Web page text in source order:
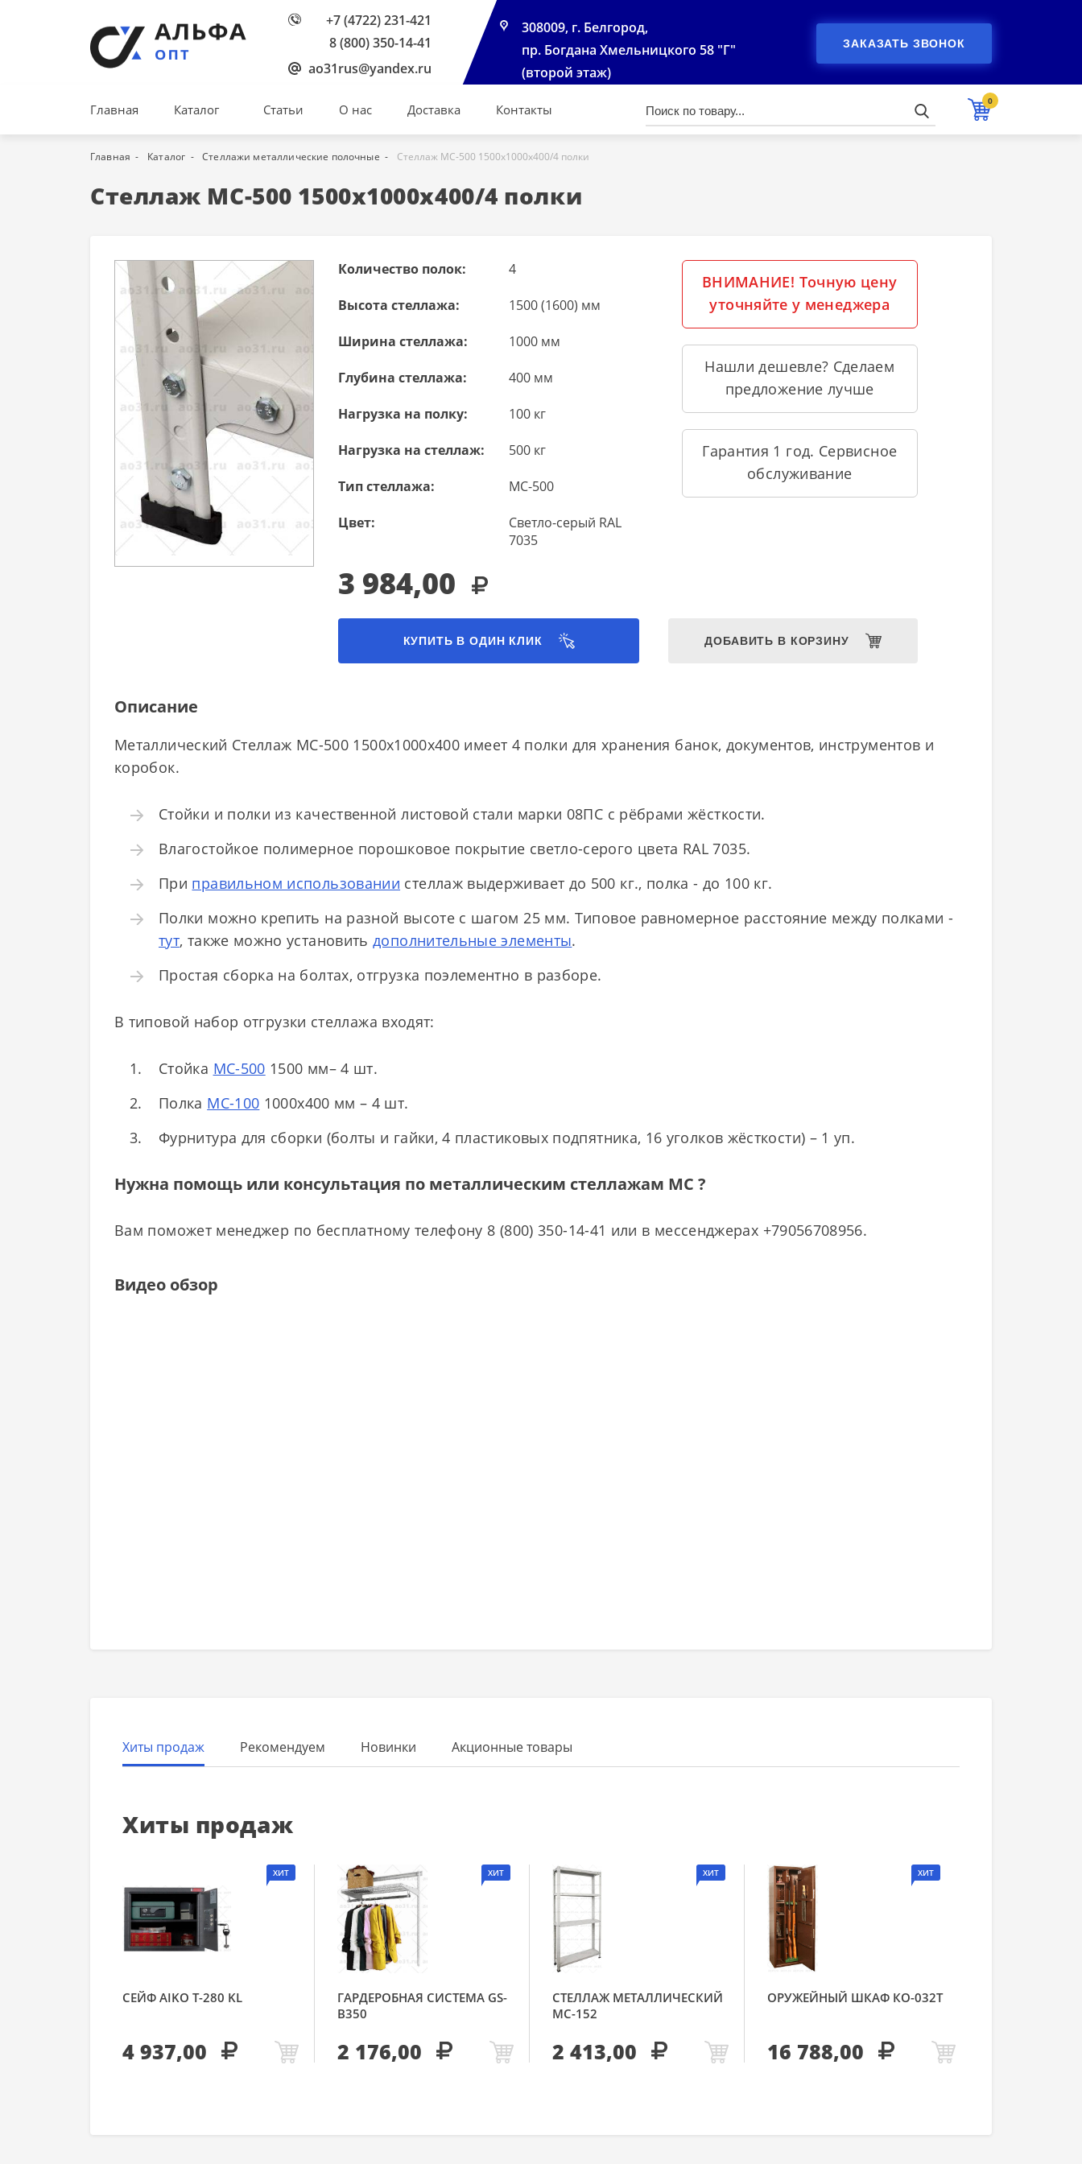
+7 (4722) 231-421
8 (800) 350-14-41
ao31rus@yandex.ru
308009, г. Белгород,
пр. Богдана Хмельницкого 58 "Г"
(второй этаж)
ЗАКАЗАТЬ ЗВОНОК
Главная Каталог Статьи О нас Доставка Контакты
0
Главная Каталог Стеллажи металлические полочные Стеллаж МС-500 1500х1000х400/4 полки
Стеллаж МС-500 1500х1000х400/4 полки
Количество полок: 4
Высота стеллажа: 1500 (1600) мм
Ширина стеллажа: 1000 мм
Глубина стеллажа: 400 мм
Нагрузка на полку: 100 кг
Нагрузка на стеллаж: 500 кг
Тип стеллажа: МС-500
Цвет:
Светло-серый RAL
7035
3 984,00
ВНИМАНИЕ! Точную цену
уточняйте у менеджера
Нашли дешевле? Сделаем
предложение лучше
Гарантия 1 год. Сервисное
обслуживание
КУПИТЬ В ОДИН КЛИК ДОБАВИТЬ В КОРЗИНУ
Описание
Металлический Стеллаж МС-500 1500х1000х400 имеет 4 полки для хранения банок, документов, инструментов и
коробок.
Стойки и полки из качественной листовой стали марки 08ПС с рёбрами жёсткости.
Влагостойкое полимерное порошковое покрытие светло-серого цвета RAL 7035.
При правильном использовании стеллаж выдерживает до 500 кг., полка - до 100 кг.
Полки можно крепить на разной высоте с шагом 25 мм. Типовое равномерное расстояние между полками -
тут, также можно установитьдополнительные элементы.
Простая сборка на болтах, отгрузка поэлементно в разборе.
В типовой набор отгрузки стеллажа входят:
Стойка МС-500 1500 мм– 4 шт.
Полка МС-100 1000х400 мм – 4 шт.
Фурнитура для сборки (болты и гайки, 4 пластиковых подпятника, 16 уголков жёсткости) – 1 уп.
Нужна помощь или консультация по металлическим стеллажам МС ?
Вам поможет менеджер по бесплатному телефону 8 (800) 350-14-41 или в мессенджерах +79056708956.
Видео обзор
Хиты продаж Рекомендуем Новинки Акционные товары
Хиты продаж
ХИТ
СЕЙФ AIKO Т-280 KL
4 937,00
ХИТ
ГАРДЕРОБНАЯ СИСТЕМА GS-
В350
2 176,00
ХИТ
СТЕЛЛАЖ МЕТАЛЛИЧЕСКИЙ
МС-152
2 413,00
ХИТ
ОРУЖЕЙНЫЙ ШКАФ КО-032Т
16 788,00